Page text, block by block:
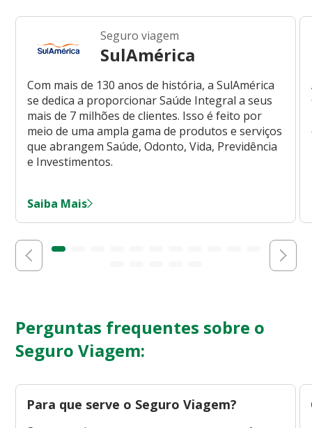
Seguro viagem
SulAmérica
Com mais de 130 anos de história, a SulAmérica
se dedica a proporcionar Saúde Integral a seus
mais de 7 milhões de clientes. Isso é feito por
meio de uma ampla gama de produtos e serviços
que abrangem Saúde, Odonto, Vida, Previdência
e Investimentos.
Saiba Mais
Perguntas frequentes sobre o
Seguro Viagem:
Para que serve o Seguro Viagem?